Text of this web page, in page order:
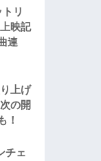
リ
映記
連
上げ
の開
！
チェ